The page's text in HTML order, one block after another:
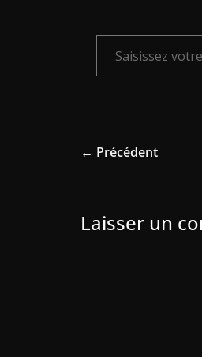
Saisissez votre adresse e-mail…
← Précédent
Laisser un